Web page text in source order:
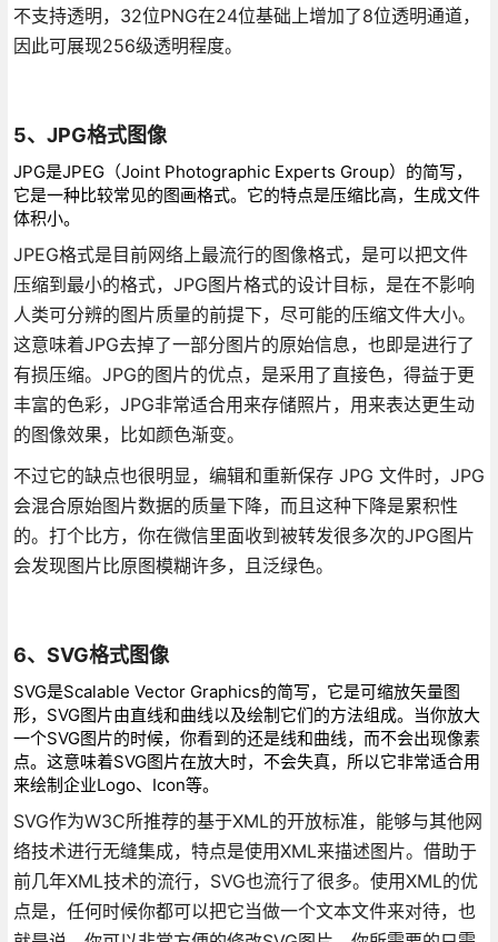
不支持透明，32位PNG在24位基础上增加了8位透明通道，
因此可展现256级透明程度。
5、JPG格式图像
JPG是JPEG（Joint Photographic Experts Group）的简写，
它是一种比较常见的图画格式。它的特点是压缩比高，生成文件
体积小。
JPEG格式是目前网络上最流行的图像格式，是可以把文件
压缩到最小的格式，JPG图片格式的设计目标，是在不影响
人类可分辨的图片质量的前提下，尽可能的压缩文件大小。
这意味着JPG去掉了一部分图片的原始信息，也即是进行了
有损压缩。JPG的图片的优点，是采用了直接色，得益于更
丰富的色彩，JPG非常适合用来存储照片，用来表达更生动
的图像效果，比如颜色渐变。
不过它的缺点也很明显，编辑和重新保存 JPG 文件时，JPG
会混合原始图片数据的质量下降，而且这种下降是累积性
的。打个比方，你在微信里面收到被转发很多次的JPG图片
会发现图片比原图模糊许多，且泛绿色。
6、SVG格式图像
SVG是Scalable Vector Graphics的简写，它是可缩放矢量图
形，SVG图片由直线和曲线以及绘制它们的方法组成。当你放大
一个SVG图片的时候，你看到的还是线和曲线，而不会出现像素
点。这意味着SVG图片在放大时，不会失真，所以它非常适合用
来绘制企业Logo、Icon等。
SVG作为W3C所推荐的基于XML的开放标准，能够与其他网
络技术进行无缝集成，特点是使用XML来描述图片。借助于
前几年XML技术的流行，SVG也流行了很多。使用XML的优
点是，任何时候你都可以把它当做一个文本文件来对待，也